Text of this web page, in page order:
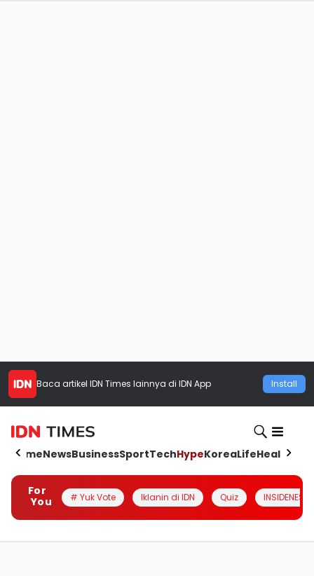
Baca artikel IDN Times lainnya di IDN App Install
HomeNewsBusinessSportTechHypeKoreaLifeHealth
For
You
# Yuk Vote Iklanin di IDN Quiz INSIDENESIA